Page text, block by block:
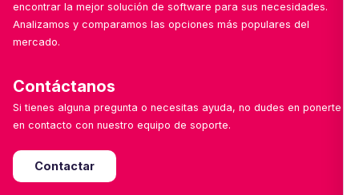
encontrar la mejor solución de software para sus necesidades.
Analizamos y comparamos las opciones más populares del
mercado.
Contáctanos
Si tienes alguna pregunta o necesitas ayuda, no dudes en ponerte
en contacto con nuestro equipo de soporte.
Contactar